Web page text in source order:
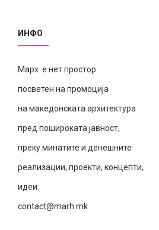
ИНФО
Марх е нет простор
посветен на промоција
на македонската архитектура
пред пошироката јавност,
преку минатите и денешните
реализации, проекти, концепти,
идеи.
contact@marh.mk